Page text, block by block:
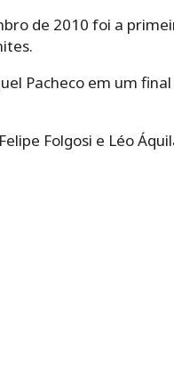
de 2010 foi a
Pacheco em um
Folgosi e Léo